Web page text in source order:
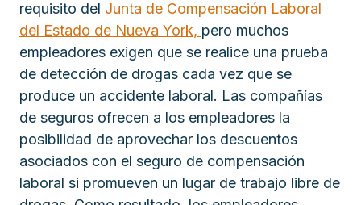
requisito del Junta de Compensación Laboral
del Estado de Nueva York, pero muchos
empleadores exigen que se realice una prueba
de detección de drogas cada vez que se
produce un accidente laboral. Las compañías
de seguros ofrecen a los empleadores la
posibilidad de aprovechar los descuentos
asociados con el seguro de compensación
laboral si promueven un lugar de trabajo libre de